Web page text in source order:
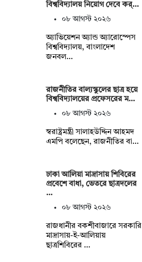
বিশ্ববিদ্যালয় নিয়োগ দেবে কর্…
০৮ আগস্ট ২০২৬
অ্যাভিয়েশন অ্যান্ড অ্যারোস্পেস
বিশ্ববিদ্যালয়, বাংলাদেশ
জনবল…
রাজনীতির বাল্যস্কুলের ছাত্র হয়ে
বিশ্ববিদ্যালয়ের প্রফেসরের ম…
০৮ আগস্ট ২০২৬
স্বরাষ্ট্রমন্ত্রী সালাহউদ্দিন আহমদ
এমপি বলেছেন, রাজনীতির বা…
ঢাকা আলিয়া মাদ্রাসায় শিবিরের
প্রবেশে বাধা, ভেতরে ছাত্রদলের
…
০৮ আগস্ট ২০২৬
রাজধানীর বকশীবাজারে সরকারি
মাদ্রাসায়-ই-আলিয়ায়
ছাত্রশিবিরের …